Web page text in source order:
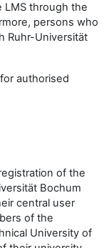
LMS through the
persons who
Ruhr-Universität
authorised
of the
Bochum
central user
of the
University of